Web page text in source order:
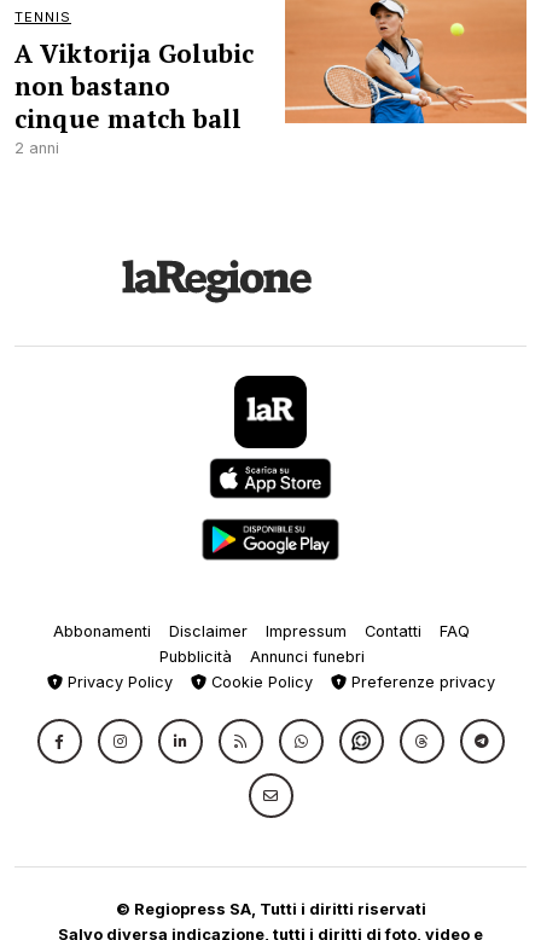
TENNIS
A Viktorija Golubic
non bastano
cinque match ball
2 anni
Abbonamenti Disclaimer Impressum Contatti
FAQ
Pubblicità
Annunci funebri
Privacy Policy
Cookie Policy Preferenze privacy
© Regiopress SA, Tutti i diritti riservati
Salvo diversa indicazione, tutti i diritti di foto, video e